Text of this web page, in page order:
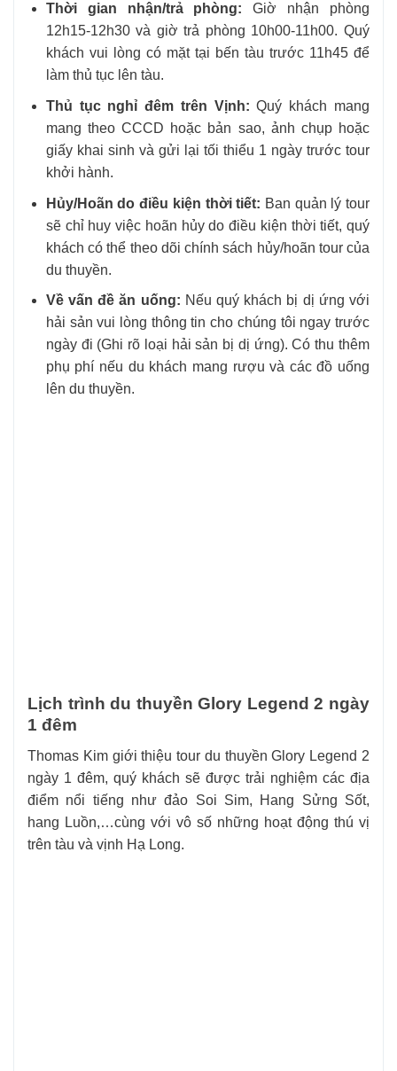
Thời gian nhận/trả phòng: Giờ nhận phòng
12h15-12h30 và giờ trả phòng 10h00-11h00. Quý
khách vui lòng có mặt tại bến tàu trước 11h45 để
làm thủ tục lên tàu.
Thủ tục nghỉ đêm trên Vịnh: Quý khách mang
mang theo CCCD hoặc bản sao, ảnh chụp hoặc
giấy khai sinh và gửi lại tối thiểu 1 ngày trước tour
khởi hành.
Hủy/Hoãn do điều kiện thời tiết: Ban quản lý tour
sẽ chỉ huy việc hoãn hủy do điều kiện thời tiết, quý
khách có thể theo dõi chính sách hủy/hoãn tour của
du thuyền.
Về vấn đề ăn uống: Nếu quý khách bị dị ứng với
hải sản vui lòng thông tin cho chúng tôi ngay trước
ngày đi (Ghi rõ loại hải sản bị dị ứng). Có thu thêm
phụ phí nếu du khách mang rượu và các đồ uống
lên du thuyền.
Lịch trình du thuyền Glory Legend 2 ngày
1 đêm
Thomas Kim giới thiệu tour du thuyền Glory Legend 2
ngày 1 đêm, quý khách sẽ được trải nghiệm các địa
điểm nổi tiếng như đảo Soi Sim, Hang Sửng Sốt,
hang Luồn,…cùng với vô số những hoạt động thú vị
trên tàu và vịnh Hạ Long.